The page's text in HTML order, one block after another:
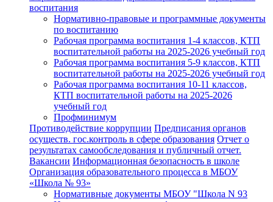
воспитания
Нормативно-правовые и программные документы
по воспитанию
Рабочая программа воспитания 1-4 классов, КТП
воспитательной работы на 2025-2026 учебный год
Рабочая программа воспитания 5-9 классов, КТП
воспитательной работы на 2025-2026 учебный год
Рабочая программа воспитания 10-11 классов,
КТП воспитательной работы на 2025-2026
учебный год
Профминимум
Противодействие коррупции Предписания органов
осуществ. гос.контроль в сфере образования Отчет о
результатах самообследования и публичный отчет.
Вакансии Информационная безопасность в школе
Организация образовательного процесса в МБОУ
«Школа № 93»
Нормативные документы МБОУ "Школа N 93